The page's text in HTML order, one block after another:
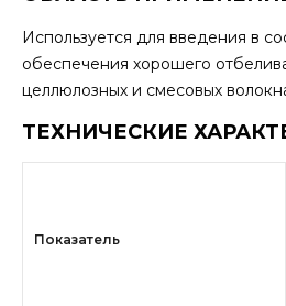
Используется для введения в
обеспечения хорошего
целлюлозных и смесовых
ТЕХНИЧЕСКИЕ
Показатель